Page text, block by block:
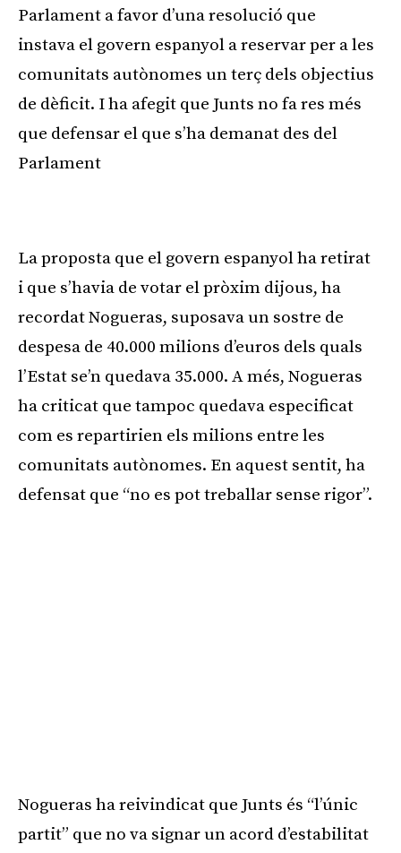
Parlament a favor d’una resolució que
instava el govern espanyol a reservar per a les
comunitats autònomes un terç dels objectius
de dèficit. I ha afegit que Junts no fa res més
que defensar el que s’ha demanat des del
Parlament
La proposta que el govern espanyol ha retirat
i que s’havia de votar el pròxim dijous, ha
recordat Nogueras, suposava un sostre de
despesa de 40.000 milions d’euros dels quals
l’Estat se’n quedava 35.000. A més, Nogueras
ha criticat que tampoc quedava especificat
com es repartirien els milions entre les
comunitats autònomes. En aquest sentit, ha
defensat que “no es pot treballar sense rigor”.
Nogueras ha reivindicat que Junts és “l’únic
partit” que no va signar un acord d’estabilitat